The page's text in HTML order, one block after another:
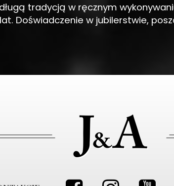
tradycją w ręcznym
Doświadczenie w jubilerstwie,